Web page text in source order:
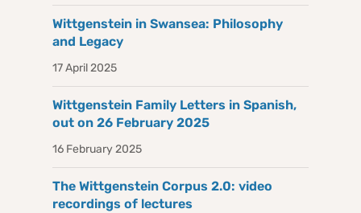
Wittgenstein in Swansea: Philosophy
and Legacy
17 April 2025
Wittgenstein Family Letters in Spanish,
out on 26 February 2025
16 February 2025
The Wittgenstein Corpus 2.0: video
recordings of lectures